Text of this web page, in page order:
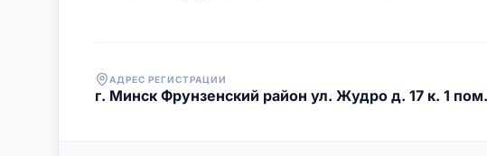
АДРЕС РЕГИСТРАЦИИ
г. Минск Фрунзенский район ул. Жудро д. 17 к. 1